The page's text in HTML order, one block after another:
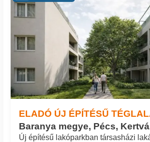
ELADÓ ÚJ ÉPÍTÉSŰ
Baranya megye, Pécs,
Új építésű lakóparkban társasházi